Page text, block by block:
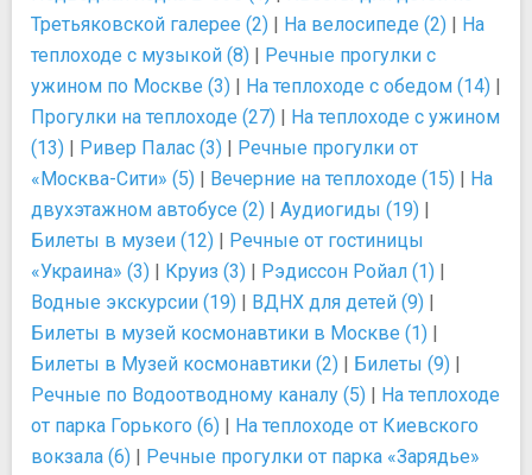
Третьяковской галерее (2) | На велосипеде (2) | На
теплоходе с музыкой (8) | Речные прогулки с
ужином по Москве (3) | На теплоходе с обедом (14) |
Прогулки на теплоходе (27) | На теплоходе с ужином
(13) | Ривер Палас (3) | Речные прогулки от
«Москва-Сити» (5) | Вечерние на теплоходе (15) | На
двухэтажном автобусе (2) | Аудиогиды (19) |
Билеты в музеи (12) | Речные от гостиницы
«Украина» (3) | Круиз (3) | Рэдиссон Ройал (1) |
Водные экскурсии (19) | ВДНХ для детей (9) |
Билеты в музей космонавтики в Москве (1) |
Билеты в Музей космонавтики (2) | Билеты (9) |
Речные по Водоотводному каналу (5) | На теплоходе
от парка Горького (6) | На теплоходе от Киевского
вокзала (6) | Речные прогулки от парка «Зарядье»